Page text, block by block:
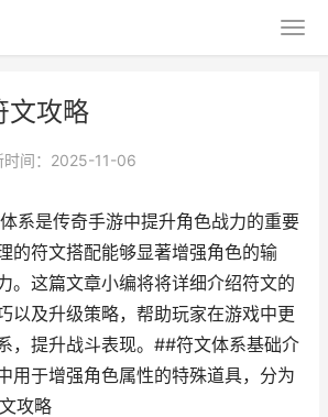
文攻略
时间：2025-11-06
系是传奇手游中提升角色战力的重要
的符文搭配能够显著增强角色的输
。这篇文章小编将将详细介绍符文的
以及升级策略，帮助玩家在游戏中更
，提升战斗表现。##符文体系基础介
用于增强角色属性的特殊道具，分为
攻略